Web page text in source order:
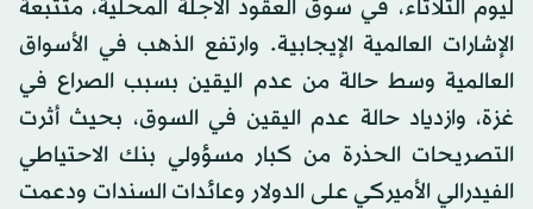
ليوم الثلاثاء، في سوق العقود الآجلة المحلية، متتبعة
الإشارات العالمية الإيجابية. وارتفع الذهب في الأسواق
العالمية وسط حالة من عدم اليقين بسبب الصراع في
غزة، وازدياد حالة عدم اليقين في السوق، بحيث أثرت
التصريحات الحذرة من كبار مسؤولي بنك الاحتياطي
الفيدرالي الأميركي على الدولار وعائدات السندات ودعمت